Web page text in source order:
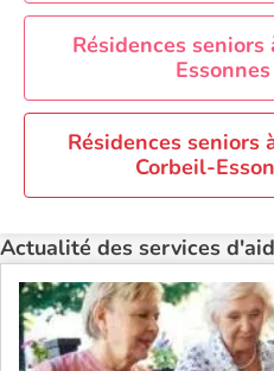
Aide à domicile
Aide à domicile
Recherche par ville
Résidences seniors
Résidences seniors
Corbeil-
Actualité des services